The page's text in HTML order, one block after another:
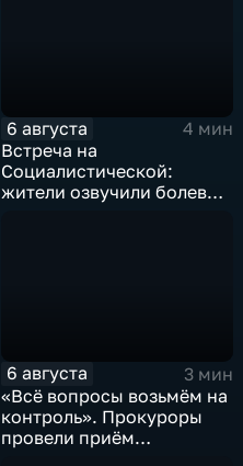
6 августа
4 мин
Встреча на
Социалистической:
жители озвучили болевые
6 августа
3 мин
«Всё вопросы возьмём на
контроль». Прокуроры
провели приём